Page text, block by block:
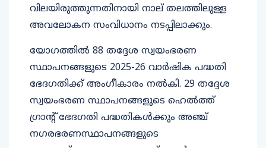
വിലയിരുത്തുന്നതിനായി നാല് തലത്തിലുള്ള
അവലോകന സംവിധാനം നടപ്പിലാക്കും.
യോഗത്തിൽ 88 തദ്ദേശ സ്വയംഭരണ
സ്ഥാപനങ്ങളുടെ 2025-26 വാർഷിക പദ്ധതി
ഭേദഗതിക്ക് അംഗീകാരം നൽകി. 29 തദ്ദേശ
സ്വയംഭരണ സ്ഥാപനങ്ങളുടെ ഹെൽത്ത്
ഗ്രാൻ്റ് ഭേദഗതി പദ്ധതികൾക്കും അഞ്ച്
നഗരഭരണസ്ഥാപനങ്ങളുടെ